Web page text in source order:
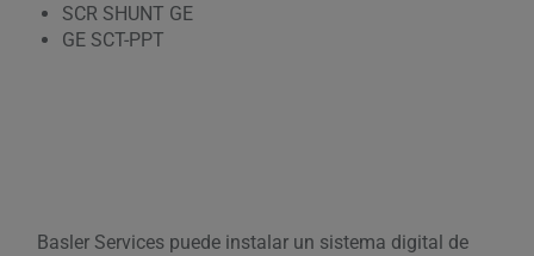
SCR SHUNT GE
GE SCT-PPT
Basler Services puede instalar un sistema digital de